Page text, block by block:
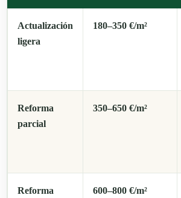
Actualización
ligera
180–350 €/m²
Reforma
parcial
350–650 €/m²
Reforma
600–800 €/m²